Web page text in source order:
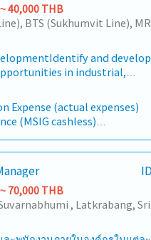
40,000 THB
and develop
in industrial,
andM&amp;E
Relationship
and maintain strong
clients, consultants,
other stakeholders.3.
ProposalUnderstand
technical
to propose appropriate
Tender, Quotation
PreparationPrepare technical
proposals, cost estimates, and
Expense (actual expenses)
(MSIG cashless)
days per year)
(once per year)
Trip Allowance
70,000 THB